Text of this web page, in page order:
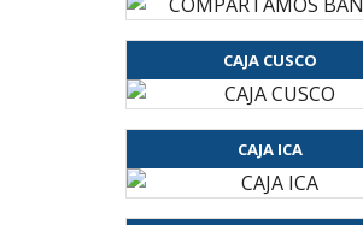
CAJA CUSCO
CAJA ICA